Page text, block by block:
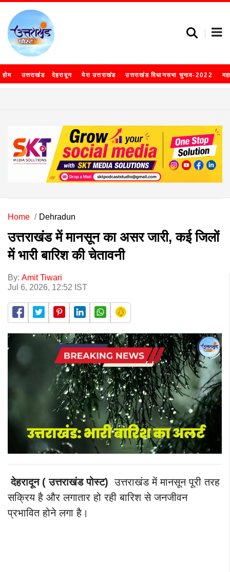
होम उत्तराखंड देहरादून मेरा उत्तराखंड उत्तराखंड विधानसभा चुनाव-2022
Home Dehradun
उत्तराखंड में मानसून का असर जारी, कई जिलों
में भारी बारिश की चेतावनी
By: Amit Tiwari
Jul 6, 2026, 12:52 IST
देहरादून ( उत्तराखंड पोस्ट) उत्तराखंड में मानसून पूरी तरह
सक्रिय है और लगातार हो रही बारिश से जनजीवन
प्रभावित होने लगा है।